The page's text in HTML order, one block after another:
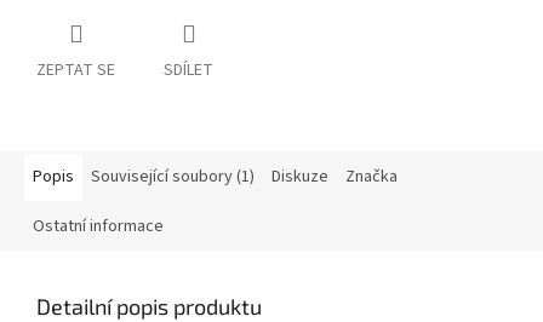
ZEPTAT SE SDÍLET
Popis Související soubory (1) Diskuze Značka
Ostatní informace
Detailní popis produktu